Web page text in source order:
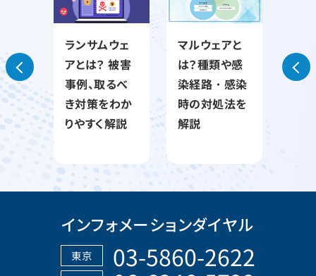
こ
漏
ランサムウェ
アとは？ 被害
事例、取るべ
き対策をわか
りやすく解説
マルウェアと
は？種類や感
染経路・感染
時の対処法を
解説
とは
種
インフォメーションダイヤル
東京 03-5860-2622